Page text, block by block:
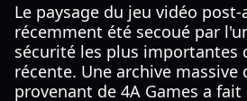
Le paysage du jeu vidéo
récemment été secoué par
sécurité les plus importantes
récente. Une archive massive
provenant de 4A Games a